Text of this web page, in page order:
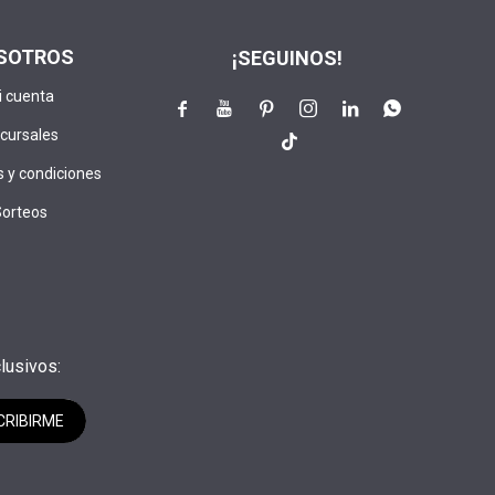
cuenta
y condiciones
¡SEGUINOS!
    

